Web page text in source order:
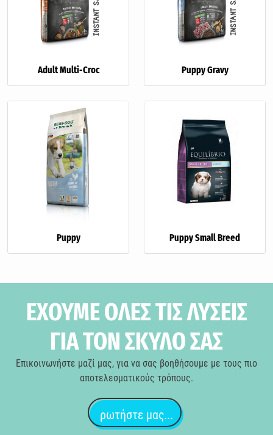
Adult Multi-Croc Puppy Gravy
Puppy Puppy Small Breed
ΕΧΟΥΜΕ ΟΛΕΣ ΤΙΣ ΛΥΣΕΙΣ
ΓΙΑ ΤΟΝ ΣΚΥΛΟ ΣΑΣ
Επικοινωνήστε μαζί μας, για να σας βοηθήσουμε με τους πιο
αποτελεσματικούς τρόπους.
ρωτήστε μας...